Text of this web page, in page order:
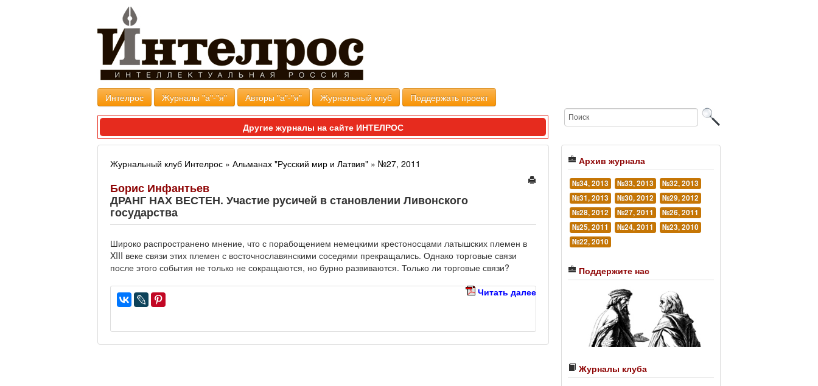
Интелрос Журналы "а"-"я" Авторы "а"-"я" Журнальный клуб Поддержать проект
Другие журналы на сайте ИНТЕЛРОС
Журнальный клуб Интелрос » Альманах "Русский мир и Латвия" » №27, 2011
Борис Инфантьев
ДРАНГ НАХ ВЕСТЕН. Участие русичей в становлении Ливонского
государства
Широко распространено мнение, что с порабощением немецкими крестоносцами латышских племен в
XIII веке связи этих племен с восточнославянскими соседями прекращались. Однако торговые связи
после этого события не только не сокращаются, но бурно развиваются. Только ли торговые связи?
Читать далее
Архив журнала
№34, 2013 №33, 2013
№32, 2013
№31, 2013
№30, 2012
№29, 2012
№28, 2012
№27, 2011
№26, 2011
№25, 2011
№24, 2011
№23, 2010
№22, 2010
Поддержите нас
Журналы клуба